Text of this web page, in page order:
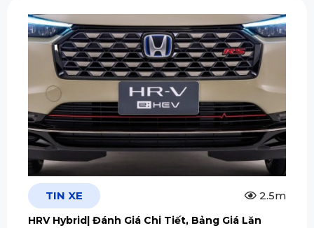
TIN XE 2.5m
HRV Hybrid| Đánh Giá Chi Tiết, Bảng Giá Lăn